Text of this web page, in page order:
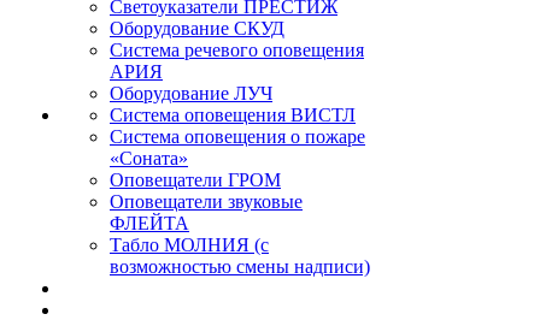
Светоуказатели ПРЕСТИЖ
Оборудование СКУД
Система речевого оповещения
АРИЯ
Оборудование ЛУЧ
Система оповещения ВИСТЛ
Система оповещения о пожаре
«Соната»
Оповещатели ГРОМ
Оповещатели звуковые
ФЛЕЙТА
Табло МОЛНИЯ (с
возможностью смены надписи)